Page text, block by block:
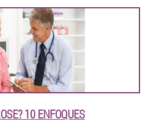
10 ENFOQUES